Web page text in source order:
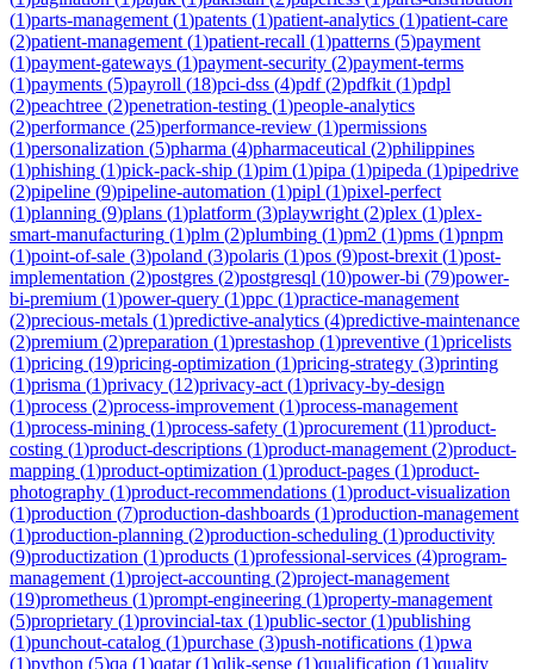
(1)parts-management (1)patents (1)patient-analytics (1)patient-care
(2)patient-management (1)patient-recall (1)patterns (5)payment
(1)payment-gateways (1)payment-security (2)payment-terms
(1)payments (5)payroll (18)pci-dss (4)pdf(2)pdfkit (1)pdpl
(2)peachtree (2)penetration-testing (1)people-analytics
(2)performance (25)performance-review (1)permissions
(1)personalization (5)pharma (4)pharmaceutical (2)philippines
(1)phishing (1)pick-pack-ship (1)pim (1)pipa (1)pipeda (1)pipedrive
(2)pipeline (9)pipeline-automation (1)pipl (1)pixel-perfect
(1)planning (9)plans (1)platform (3)playwright (2)plex (1)plex-
smart-manufacturing (1)plm (2)plumbing (1)pm2 (1)pms (1)pnpm
(1)point-of-sale (3)poland (3)polaris (1)pos (9)post-brexit (1)post-
implementation (2)postgres (2)postgresql (10)power-bi (79)power-
bi-premium (1)power-query (1)ppc (1)practice-management
(2)precious-metals (1)predictive-analytics (4)predictive-maintenance
(2)premium (2)preparation (1)prestashop (1)preventive (1)pricelists
(1)pricing (19)pricing-optimization (1)pricing-strategy (3)printing
(1)prisma (1)privacy (12)privacy-act (1)privacy-by-design
(1)process (2)process-improvement (1)process-management
(1)process-mining (1)process-safety (1)procurement (11)product-
costing (1)product-descriptions (1)product-management (2)product-
mapping (1)product-optimization (1)product-pages (1)product-
photography (1)product-recommendations (1)product-visualization
(1)production (7)production-dashboards (1)production-management
(1)production-planning (2)production-scheduling (1)productivity
(9)productization (1)products (1)professional-services (4)program-
management (1)project-accounting (2)project-management
(19)prometheus (1)prompt-engineering (1)property-management
(5)proprietary (1)provincial-tax (1)public-sector(1)publishing
(1)punchout-catalog (1)purchase (3)push-notifications (1)pwa
(1)python (5)qa (1)qatar(1)qlik-sense (1)qualification (1)quality